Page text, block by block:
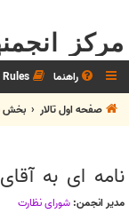
مرکز
راهنما Rules
صفحه اول تالار
بخش
نامه ای به
مدیر انجمن: شوراي نظارت